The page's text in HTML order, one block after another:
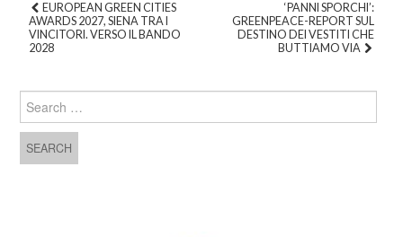
Post navigation
EUROPEAN GREEN CITIES
AWARDS 2027, SIENA TRA I
VINCITORI. VERSO IL BANDO
2028
‘PANNI SPORCHI’:
GREENPEACE-REPORT SUL
DESTINO DEI VESTITI CHE
BUTTIAMO VIA
Search for: